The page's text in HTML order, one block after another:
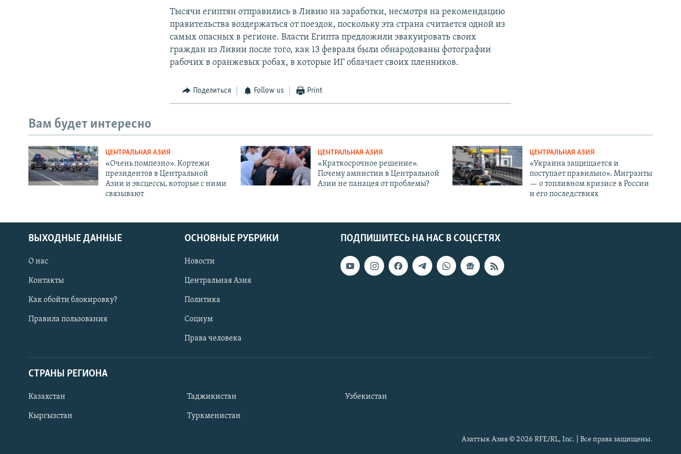
Тысячи египтян отправились в Ливию на заработки, несмотря на рекомендацию
правительства воздержаться от поездок, поскольку эта страна считается одной из
самых опасных в регионе. Власти Египта предложили эвакуировать своих
граждан из Ливии после того, как 13 февраля были обнародованы фотографии
рабочих в оранжевых робах, в которые ИГ облачает своих пленников.
Поделиться Follow us Print
Вам будет интересно
ЦЕНТРАЛЬНАЯ АЗИЯ
«Очень помпезно». Кортежи
президентов в Центральной
Азии и эксцессы, которые с ними
связывают
ЦЕНТРАЛЬНАЯ АЗИЯ
«Краткосрочное решение».
Почему амнистии в Центральной
Азии не панацея от проблемы?
ЦЕНТРАЛЬНАЯ АЗИЯ
«Украина защищается и
поступает правильно». Мигранты
— о топливном кризисе в России
и его последствиях
ПОДПИШИТЕСЬ НА НАС В СОЦСЕТЯХ
ВЫХОДНЫЕ ДАННЫЕ
О нас
Контакты
Как обойти блокировку?
Правила пользования
ОСНОВНЫЕ РУБРИКИ
Новости
Центральная Азия
Политика
Социум
Права человека
СТРАНЫ РЕГИОНА
Казахстан
Кыргызстан
Таджикистан
Туркменистан
Узбекистан
Азаттык Азия © 2026 RFE/RL, Inc. | Все права защищены.